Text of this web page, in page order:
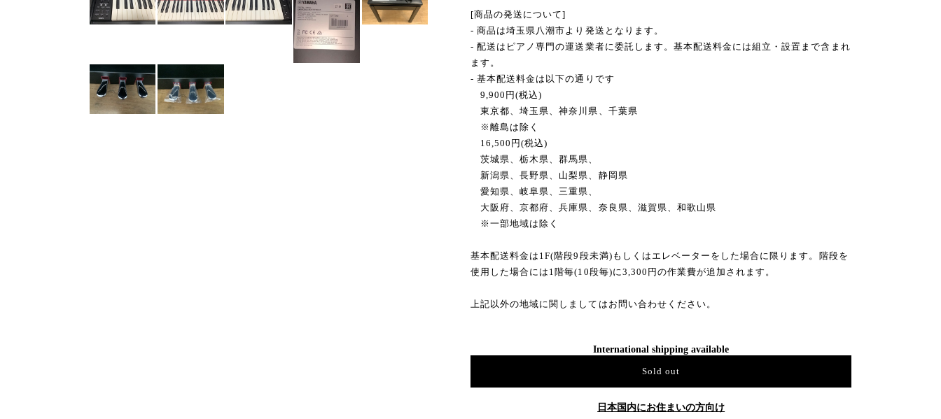
[商品の発送について]
- 商品は埼玉県八潮市より発送となります。
- 配送はピアノ専門の運送業者に委託します。基本配送料金には組立・設置まで含まれ
ます。
- 基本配送料金は以下の通りです
9,900円(税込)
東京都、埼玉県、神奈川県、千葉県
※離島は除く
16,500円(税込)
茨城県、栃木県、群馬県、
新潟県、長野県、山梨県、静岡県
愛知県、岐阜県、三重県、
大阪府、京都府、兵庫県、奈良県、滋賀県、和歌山県
※一部地域は除く
基本配送料金は1F(階段9段未満)もしくはエレベーターをした場合に限ります。階段を
使用した場合には1階毎(10段毎)に3,300円の作業費が追加されます。
上記以外の地域に関しましてはお問い合わせください。
International shipping available
Sold out
日本国内にお住まいの方向け